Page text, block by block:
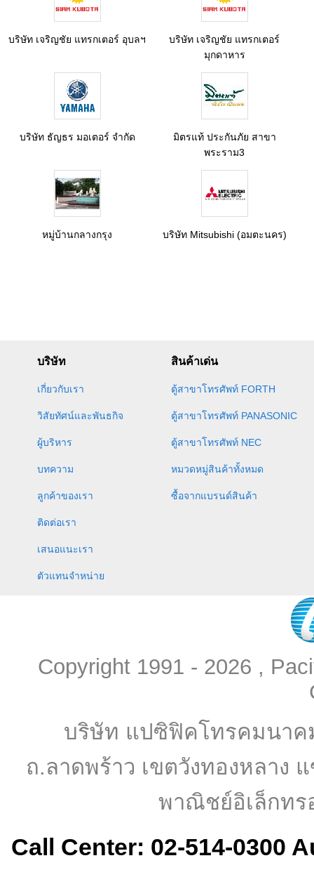
บริษัท เจริญชัย แทรกเตอร์ อุบลฯ
บริษัท เจริญชัย แทรกเตอร์
มุกดาหาร
บริษัท ธัญธร มอเตอร์ จำกัด
มิตรแท้ ประกันภัย สาขา
พระราม3
หมู่บ้านกลางกรุง บริษัท Mitsubishi (อมตะนคร)
บริษัท
เกี่ยวกับเรา
วิสัยทัศน์และพันธกิจ
ผู้บริหาร
บทความ
ลูกค้าของเรา
ติดต่อเรา
เสนอแนะเรา
ตัวแทนจำหน่าย
สินค้าเด่น
ตู้สาขาโทรศัพท์ FORTH
ตู้สาขาโทรศัพท์ PANASONIC
ตู้สาขาโทรศัพท์ NEC
หมวดหมู่สินค้าทั้งหมด
ซื้อจากแบรนด์สินค้า
Copyright 1991 - 2026 ,
บริษัท แปซิฟิคโทรคมนาค
ถ.ลาดพร้าว เขตวังทองหลาง
พาณิชย์อิเล็กท
Call Center: 02-514-0300